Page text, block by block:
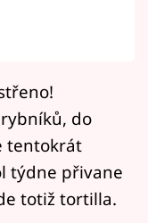
do
tentokrát
týdne přivane
totiž tortilla.